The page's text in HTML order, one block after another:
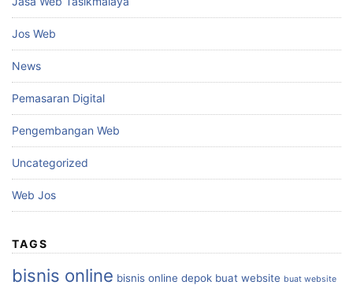
Jos Web
News
Pemasaran Digital
Pengembangan Web
Uncategorized
Web Jos
TAGS
bisnis online bisnis online depok buat website buat website